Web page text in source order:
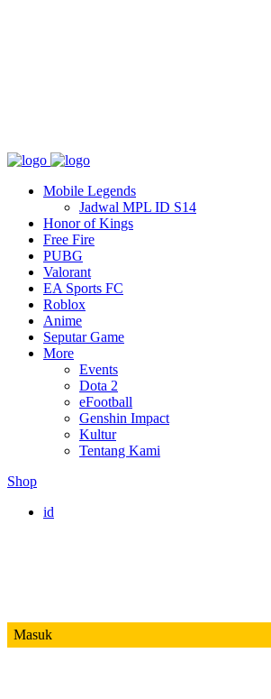
Mobile Legends
Jadwal MPL ID S14
Honor of Kings
Free Fire
PUBG
Valorant
EA Sports FC
Roblox
Anime
Seputar Game
More
Events
Dota 2
eFootball
Genshin Impact
Kultur
Tentang Kami
Shop
id
Masuk